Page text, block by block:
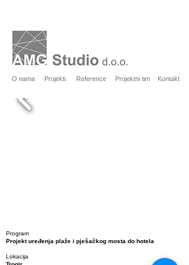
Program
Projekt uređenja plaže i pješačkog mosta do hotela
Lokacija
O nama Projekti Reference Projektni tim Kontakt